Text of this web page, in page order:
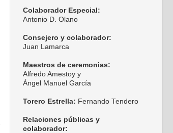
Colaborador Especial:
Antonio D. Olano
Consejero y colaborador:
Juan Lamarca
Maestros de ceremonias:
Alfredo Amestoy y
Ángel Manuel García
Torero Estrella: Fernando Tendero
Relaciones públicas y
colaborador: